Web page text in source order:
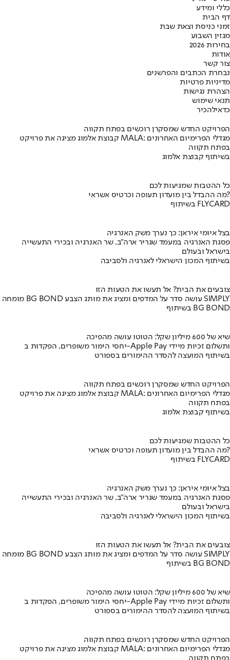
כללי ומידע
דף הבית
זמני כניסת וצאת שבת
מגזין השבוע
בחירות 2026
אודות
צור קשר
נבחרת הכתבים והפרשנים
מדיניות פרטיות
הצהרת נגישות
תנאי שימוש
כדאילהכיר
הפרויקט החדש שמסקרן רוכשים בפתח תקווה
קבוצת אלמוג מציגה את פרויקט MALA: מגדלי הפרימיום האחרונים
בפתח תקווה
בשיתוף קבוצת אלמוג
כל ההטבות שמגיעות לכם
מה ההבדל בין מועדון תעופה וכרטיס אשראי?
בשיתוף FLYCARD
בצל איומי איראן: כך נערך משק האנרגיה
פסגת האנרגיה במעמד שגריר ארה"ב, שר האנרגיה ובכירי התעשייה
בישראל ובעולם
בשיתוף המכון הישראלי לאנרגיה ולסביבה
צובעים את הבית? אל תעשו את הטעות הזו
מומחה BG BOND עושה סדר על המדפים ומציג את מותג הצבע SIMPLY
בשיתוף BG BOND
שיא של 600 מיליון שקל: הטוטו עושה מהפיכה
יחסי הימור משופרים, הפקדות ב-Apple Pay ותשלום זכיות מיידי
בשיתוף המועצה להסדר ההימורים בספורט
הפרויקט החדש שמסקרן רוכשים בפתח תקווה
קבוצת אלמוג מציגה את פרויקט MALA: מגדלי הפרימיום האחרונים
בפתח תקווה
בשיתוף קבוצת אלמוג
כל ההטבות שמגיעות לכם
מה ההבדל בין מועדון תעופה וכרטיס אשראי?
בשיתוף FLYCARD
בצל איומי איראן: כך נערך משק האנרגיה
פסגת האנרגיה במעמד שגריר ארה"ב, שר האנרגיה ובכירי התעשייה
בישראל ובעולם
בשיתוף המכון הישראלי לאנרגיה ולסביבה
צובעים את הבית? אל תעשו את הטעות הזו
מומחה BG BOND עושה סדר על המדפים ומציג את מותג הצבע SIMPLY
בשיתוף BG BOND
שיא של 600 מיליון שקל: הטוטו עושה מהפיכה
יחסי הימור משופרים, הפקדות ב-Apple Pay ותשלום זכיות מיידי
בשיתוף המועצה להסדר ההימורים בספורט
הפרויקט החדש שמסקרן רוכשים בפתח תקווה
קבוצת אלמוג מציגה את פרויקט MALA: מגדלי הפרימיום האחרונים